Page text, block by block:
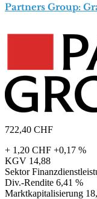
Partners Group:
722,40 CHF
+ 1,20 CHF +0,17 %
KGV 14,88
Sektor
Div.-Rendite 6,41 %
Marktkapitalisierung